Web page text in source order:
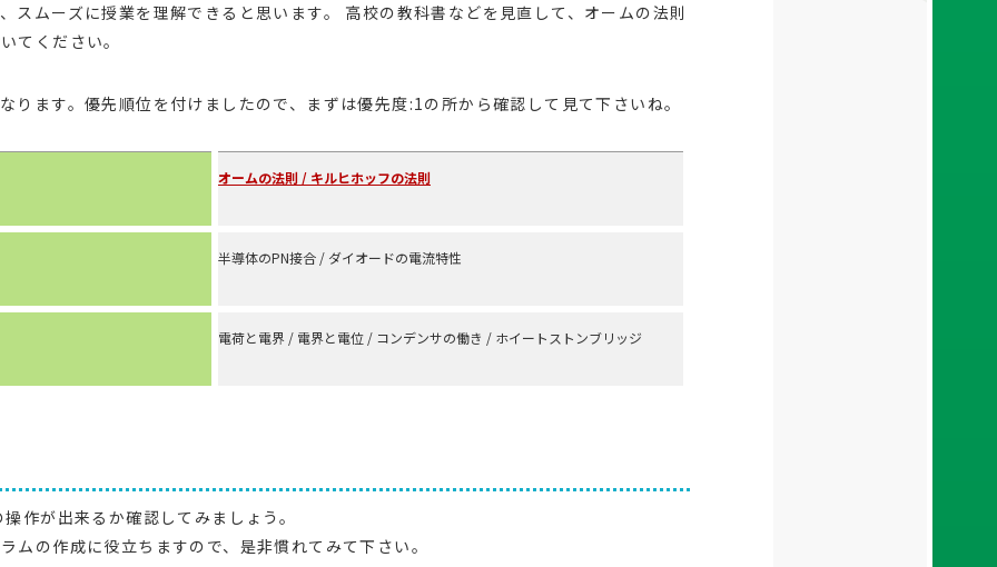
スムーズに授業を理解できると思います。 高校の教科書などを見直して、オームの法則
てください。
ります。優先順位を付けましたので、まずは優先度:1の所から確認して見て下さいね。
オームの法則 / キルヒホッフの法則
半導体のPN接合 / ダイオードの電流特性
電荷と電界 / 電界と電位 / コンデンサの働き / ホイートストンブリッジ
作が出来るか確認してみましょう。
ムの作成に役立ちますので、是非慣れてみて下さい。